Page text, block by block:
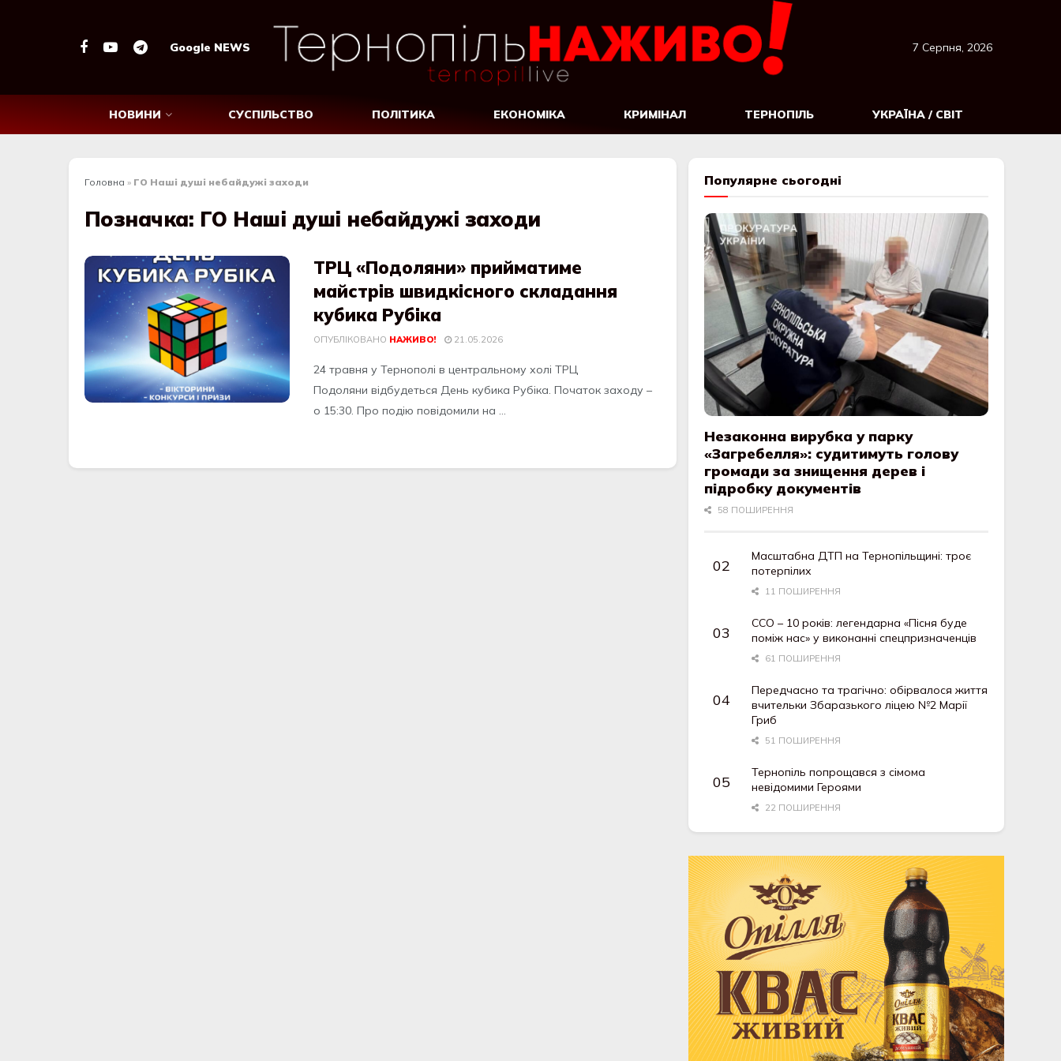
Google NEWS 7 Серпня, 2026
НОВИНИ СУСПІЛЬСТВО ПОЛІТИКА ЕКОНОМІКА КРИМІНАЛ ТЕРНОПІЛЬ УКРАЇНА / СВІТ
Головна » ГО Наші душі небайдужі заходи
Позначка: ГО Наші душі небайдужі заходи
ТРЦ «Подоляни» прийматиме
майстрів швидкісного складання
кубика Рубіка
ОПУБЛІКОВАНО НАЖИВО! 21.05.2026
24 травня у Тернополі в центральному холі ТРЦ
Подоляни відбудеться День кубика Рубіка. Початок заходу –
о 15:30. Про подію повідомили на ...
Популярне сьогодні
Незаконна вирубка у парку
«Загребелля»: судитимуть голову
громади за знищення дерев і
підробку документів
58 ПОШИРЕННЯ
Масштабна ДТП на Тернопільщині: троє
потерпілих
11 ПОШИРЕННЯ
ССО – 10 років: легендарна «Пісня буде
поміж нас» у виконанні спецпризначенців
61 ПОШИРЕННЯ
Передчасно та трагічно: обірвалося життя
вчительки Збаразького ліцею №2 Марії
Гриб
51 ПОШИРЕННЯ
Тернопіль попрощався з сімома
невідомими Героями
22 ПОШИРЕННЯ